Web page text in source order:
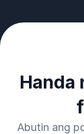
Handa
Abutin ang